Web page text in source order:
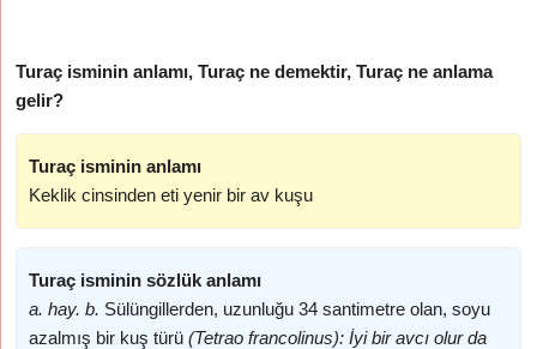
Turaç isminin anlamı, Turaç ne demektir, Turaç ne anlama
gelir?
Turaç isminin anlamı
Keklik cinsinden eti yenir bir av kuşu
Turaç isminin sözlük anlamı
a. hay. b. Sülüngillerden, uzunluğu 34 santimetre olan, soyu
azalmış bir kuş türü(Tetrao francolinus): İyi bir avcı olur da